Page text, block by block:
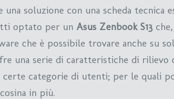
una soluzione con una scheda tecnica
optato per un Asus Zenbook S13
che è possibile trovare anche su
una serie di caratteristiche di rilievo
certe categorie di utenti; per le quali
in più.